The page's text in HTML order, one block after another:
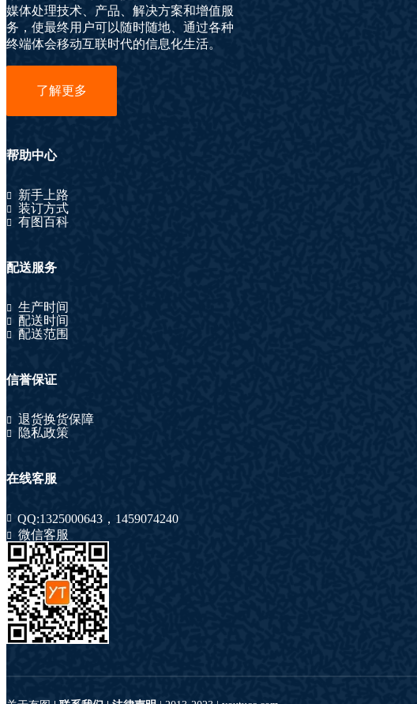
媒体处理技术、产品、解决方案和增值服
务，使最终用户可以随时随地、通过各种
终端体会移动互联时代的信息化生活。
了解更多
帮助中心
新手上路
装订方式
有图百科
配送服务
生产时间
配送时间
配送范围
信誉保证
退货换货保障
隐私政策
在线客服
QQ:1325000643 ， 1459074240
微信客服